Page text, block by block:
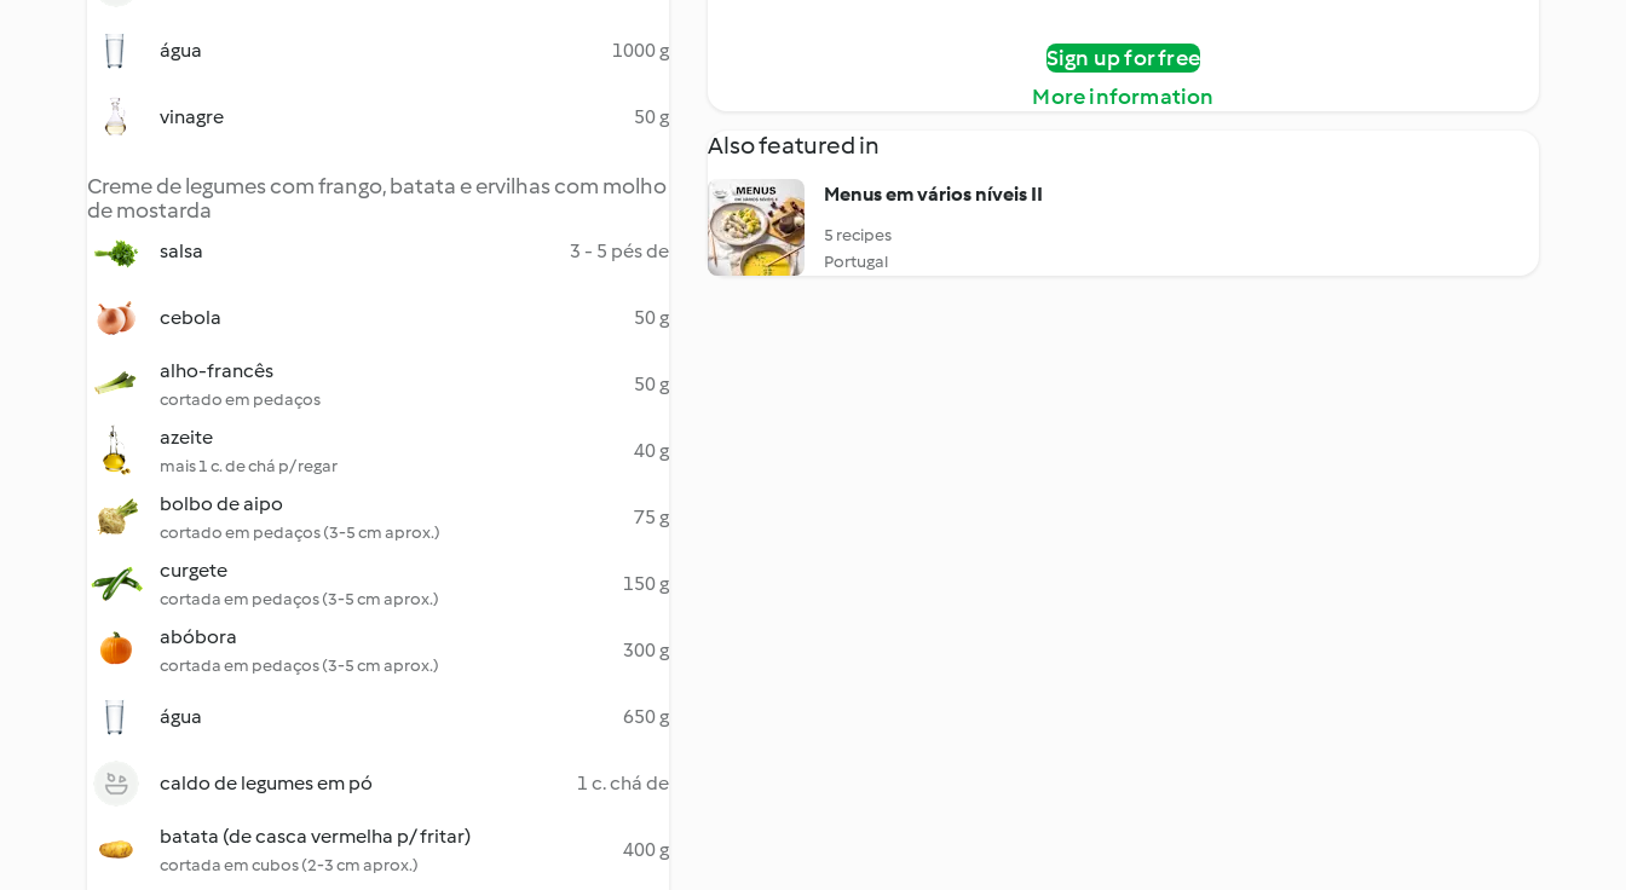
água 1000 g
vinagre 50 g
Creme de legumes com frango, batata e ervilhas com molho
de mostarda
salsa 3 - 5 pés de
cebola 50 g
alho-francês
cortado em pedaços
50 g
azeite
mais 1 c. de chá p/ regar
40 g
bolbo de aipo
cortado em pedaços (3-5 cm aprox.)
75 g
curgete
cortada em pedaços (3-5 cm aprox.)
150 g
abóbora
cortada em pedaços (3-5 cm aprox.)
300 g
água 650 g
caldo de legumes em pó 1 c. chá de
batata (de casca vermelha p/ fritar)
cortada em cubos (2-3 cm aprox.)
400 g
Sign up for free
More information
Also featured in
Menus em vários níveis II
5 recipes
Portugal